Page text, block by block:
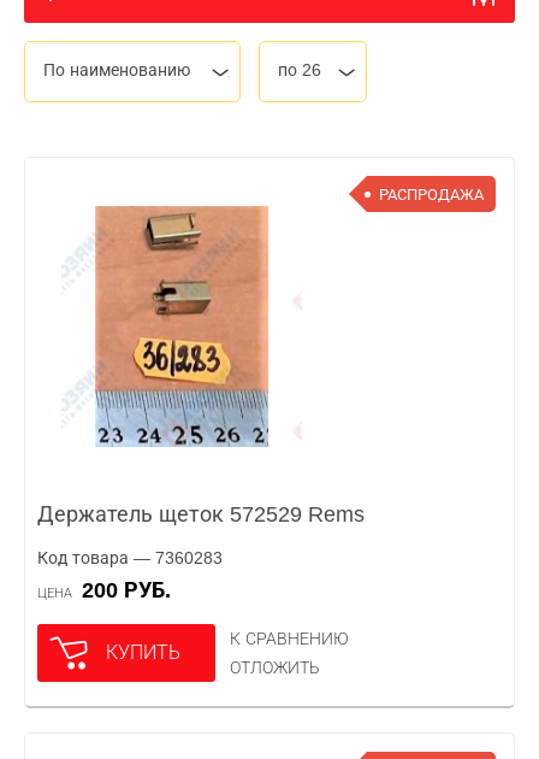
По наименованию по 26
РАСПРОДАЖА
Держатель щеток 572529 Rems
Код товара — 7360283
ЦЕНА 200 РУБ.
КУПИТЬ
К СРАВНЕНИЮ
ОТЛОЖИТЬ